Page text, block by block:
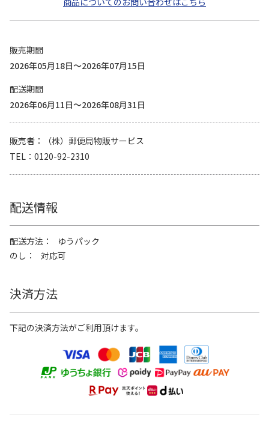
販売期間
2026年05月18日～2026年07月15日
配送期間
2026年06月11日～2026年08月31日
販売者
（株）郵便局物販サービス
TEL
0120-92-2310
配送情報
配送方法
ゆうパック
のし
対応可
決済方法
下記の決済方法がご利用頂けます。